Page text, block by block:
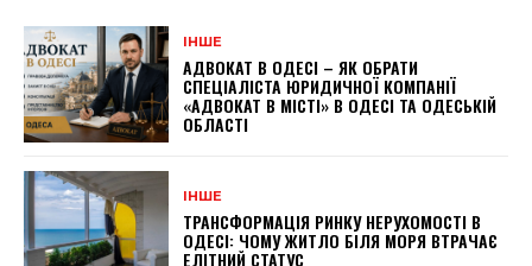
ІНШЕ
АДВОКАТ В ОДЕСІ – ЯК ОБРАТИ
СПЕЦІАЛІСТА ЮРИДИЧНОЇ КОМПАНІЇ
«АДВОКАТ В МІСТІ» В ОДЕСІ ТА ОДЕСЬКІЙ
ОБЛАСТІ
ІНШЕ
ТРАНСФОРМАЦІЯ РИНКУ НЕРУХОМОСТІ В
ОДЕСІ: ЧОМУ ЖИТЛО БІЛЯ МОРЯ ВТРАЧАЄ
ЕЛІТНИЙ СТАТУС